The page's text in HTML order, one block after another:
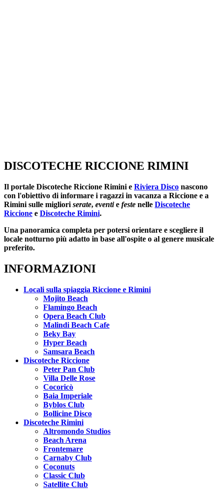
DISCOTECHE RICCIONE RIMINI
Il portale Discoteche Riccione Rimini e Riviera Disco nascono
con l'obiettivo di informare i ragazzi in vacanza a Riccione e a
Rimini sulle migliori serate, eventie feste nelle Discoteche
Riccione e Discoteche Rimini.
Una panoramica completa per potersi orientare e scegliere il
locale notturno più adatto in base all'ospite o al genere musicale
preferito.
INFORMAZIONI
Locali sulla spiaggia Riccione e Rimini
Mojito Beach
Flamingo Beach
Opera Beach Club
Malindi Beach Cafe
Beky Bay
Hyper Beach
Samsara Beach
Discoteche Riccione
Peter Pan Club
Villa Delle Rose
Cocoricò
Baia Imperiale
Byblos Club
Bollicine Disco
Discoteche Rimini
Altromondo Studios
Beach Arena
Frontemare
Carnaby Club
Coconuts
Classic Club
Satellite Club